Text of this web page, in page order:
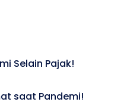
Selain Pajak!
saat Pandemi!